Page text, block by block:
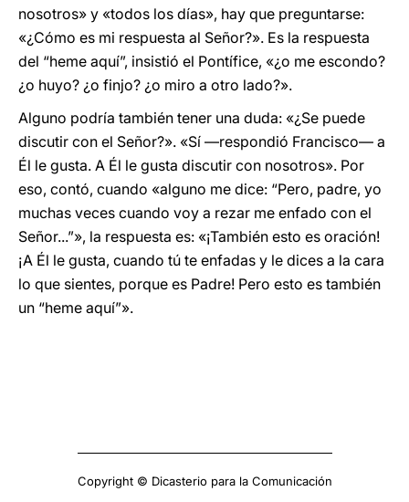
nosotros» y «todos los días», hay que preguntarse:
«¿Cómo es mi respuesta al Señor?». Es la respuesta
del “heme aquí”, insistió el Pontífice, «¿o me escondo?
¿o huyo? ¿o finjo? ¿o miro a otro lado?».
Alguno podría también tener una duda: «¿Se puede
discutir con el Señor?». «Sí —respondió Francisco— a
Él le gusta. A Él le gusta discutir con nosotros». Por
eso, contó, cuando «alguno me dice: “Pero, padre, yo
muchas veces cuando voy a rezar me enfado con el
Señor...”», la respuesta es: «¡También esto es oración!
¡A Él le gusta, cuando tú te enfadas y le dices a la cara
lo que sientes, porque es Padre! Pero esto es también
un “heme aquí”».
Copyright © Dicasterio para la Comunicación